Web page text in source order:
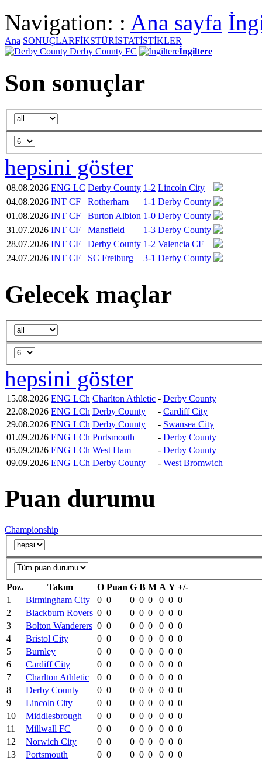
Navigation: : Ana sayfa
Ana SONUÇLARFİKSTÜRİSTATİSTİKLER
Derby County FC
İngiltere
Son sonuçlar
hepsini göster
08.08.2026 ENG LC Derby County 1-2 Lincoln City
04.08.2026 INT CF Rotherham 1-1 Derby County
01.08.2026 INT CF Burton Albion 1-0 Derby County
31.07.2026 INT CF Mansfield 1-3 Derby County
28.07.2026 INT CF Derby County 1-2 Valencia CF
24.07.2026 INT CF SC Freiburg 3-1 Derby County
Gelecek maçlar
hepsini göster
15.08.2026 ENG LCh Charlton Athletic - Derby County
22.08.2026 ENG LCh Derby County - Cardiff City
29.08.2026 ENG LCh Derby County - Swansea City
01.09.2026 ENG LCh Portsmouth - Derby County
05.09.2026 ENG LCh West Ham - Derby County
09.09.2026 ENG LCh Derby County - West Bromwich
Puan durumu
Championship
Poz. Takım O Puan G B M A Y +/-
1
Birmingham City 0 0 0 0 0 0 0 0
2
Blackburn Rovers 0 0 0 0 0 0 0 0
3
Bolton Wanderers 0 0 0 0 0 0 0 0
4
Bristol City 0 0 0 0 0 0 0 0
5
Burnley 0 0 0 0 0 0 0 0
6
Cardiff City 0 0 0 0 0 0 0 0
7
Charlton Athletic 0 0 0 0 0 0 0 0
8
Derby County 0 0 0 0 0 0 0 0
9
Lincoln City 0 0 0 0 0 0 0 0
10
Middlesbrough 0 0 0 0 0 0 0 0
11
Millwall FC 0 0 0 0 0 0 0 0
12
Norwich City 0 0 0 0 0 0 0 0
13
Portsmouth 0 0 0 0 0 0 0 0